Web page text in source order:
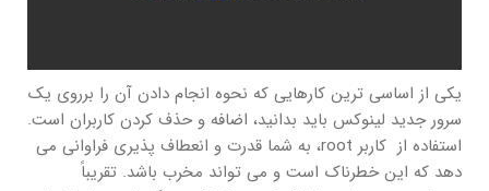
یکی از اساسی ترین کارهایی که نحوه انجام دادن آن را برروی یک
سرور جدید لینوکس باید بدانید، اضافه و حذف کردن کاربران است.
استفاده از کاربر root، به شما قدرت و انعطاف پذیری فراوانی می
دهد که این خطرناک است و می تواند مخرب باشد. تقریباً